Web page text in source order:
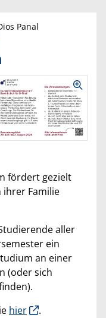
Panal
fördert gezielt
ihrer Familie
aller
ein
an einer
(oder sich
hier .